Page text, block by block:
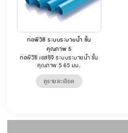
ท่อพีวีซี ระบบระบายน้ำ ชั้น
คุณภาพ 5
ท่อพีวีซี เอสซีจี ระบบระบายน้ำ ชั้น
คุณภาพ 5 65 มม.
ดูรายละเอียด